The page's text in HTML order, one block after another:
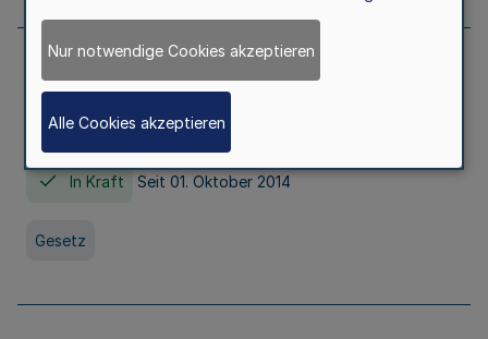
Gesetz über die Hochschulen des Landes
Nordrhein-Westfalen (Hochschulgesetz -
HG)
In Kraft Seit 01. Oktober 2014
Gesetz
Nur notwendige Cookies akzeptieren
Alle Cookies akzeptieren